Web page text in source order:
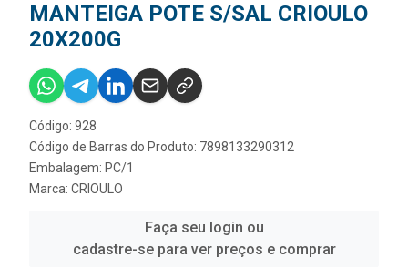
MANTEIGA POTE S/SAL CRIOULO
20X200G
Código: 928
Código de Barras do Produto: 7898133290312
Embalagem: PC/1
Marca: CRIOULO
Faça seu login ou
cadastre-se para ver preços e comprar